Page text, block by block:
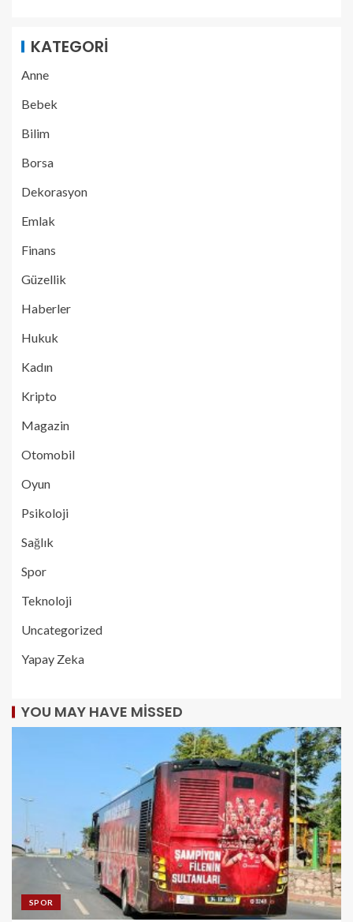
KATEGORI
Anne
Bebek
Bilim
Borsa
Dekorasyon
Emlak
Finans
Güzellik
Haberler
Hukuk
Kadın
Kripto
Magazin
Otomobil
Oyun
Psikoloji
Sağlık
Spor
Teknoloji
Uncategorized
Yapay Zeka
YOU MAY HAVE MISSED
SPOR